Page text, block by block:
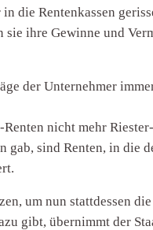
die Rentenkassen
ihre Gewinne und
der Unternehmer
nicht mehr
gab, sind Renten, in die
um nun stattdessen die
gibt, übernimmt der